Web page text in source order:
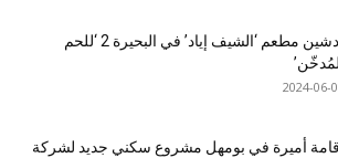
تدشين مطعم ‘الشيف إياد’ في البحيرة 2 ‘للحم
2024-06-
أميرة في بومهل مشروع سكني جديد لشركة